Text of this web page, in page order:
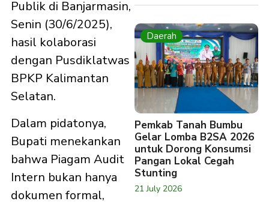
Publik di Banjarmasin,
Senin (30/6/2025),
hasil kolaborasi
dengan Pusdiklatwas
BPKP Kalimantan
Selatan.
Dalam pidatonya,
Bupati menekankan
bahwa Piagam Audit
Intern bukan hanya
dokumen formal,
Daerah
Pemkab Tanah Bumbu
Gelar Lomba B2SA 2026
untuk Dorong Konsumsi
Pangan Lokal Cegah
Stunting
21 July 2026